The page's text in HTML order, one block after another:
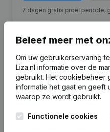
7 dagen gratis proefperiode,
Financiële gegevensvan
Beleef meer met
Om uw gebruikerservaring
Liza.nl informatie over de
gebruikt. Het cookiebeheer
informatie het gaat en geeft
waarop ze wordt gebruikt.
Functionele cookies